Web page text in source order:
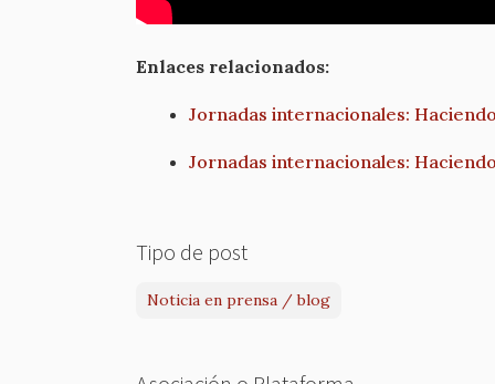
Enlaces relacionados:
Jornadas internacionales:
Jornadas internacionales:
Tipo de post
Noticia en prensa / blog